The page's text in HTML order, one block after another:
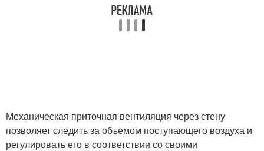
Механическая приточная вентиляция через стену
позволяет следить за объемом поступающего воздуха и
регулировать его в соответствии со своими